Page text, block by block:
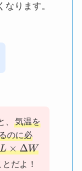
ります。
、気温を
のに必
L ×ΔW
だよ！